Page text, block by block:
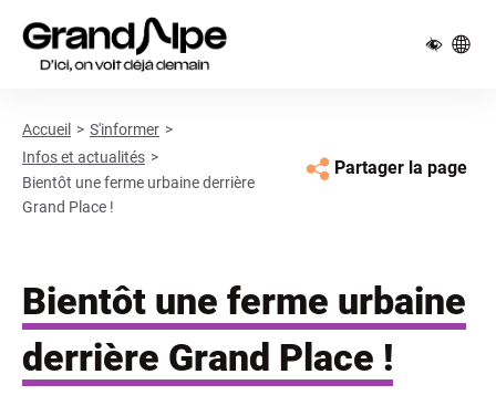
Accueil
S'informer
Infos et actualités
Bientôt une ferme urbaine derrière
Grand Place !
Partager la page
Bientôt une ferme urbaine
derrière Grand Place !
Panneau de gestion des cookies